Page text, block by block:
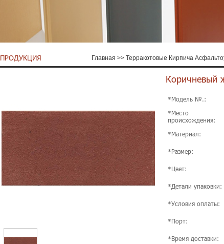
ПРОДУКЦИЯ Главная >> Терракотовые Кирпича
Коричневый
*Модель №.:
*Место
происхождения:
*Материал:
*Размер:
*Цвет:
*Детали упаковки:
*Условия оплаты:
*Порт:
*Время доставки: